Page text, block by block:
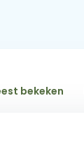
bekeken